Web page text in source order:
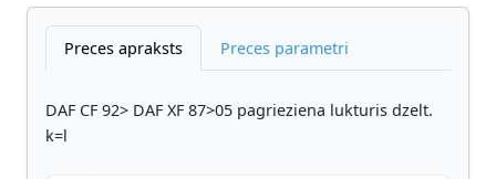
Preces apraksts Preces parametri
DAF CF 92> DAF XF 87>05 pagrieziena lukturis dzelt.
k=l